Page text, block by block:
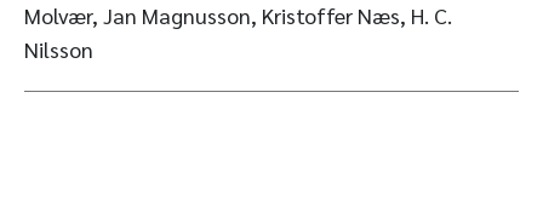
Molvær, Jan Magnusson, Kristoffer Næs, H. C.
Nilsson